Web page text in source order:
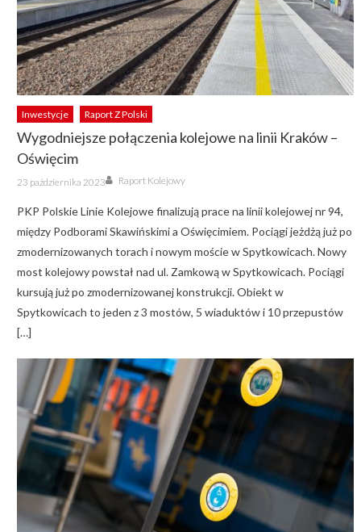
Inwestycje Raport Z Polski
Wygodniejsze połączenia kolejowe na linii Kraków –
Oświęcim
Posted
on
23 października 2023 Author
Raport Kolejowy
PKP Polskie Linie Kolejowe finalizują prace na linii kolejowej nr 94,
między Podborami Skawińskimi a Oświęcimiem. Pociągi jeżdżą już po
zmodernizowanych torach i nowym moście w Spytkowicach. Nowy
most kolejowy powstał nad ul. Zamkową w Spytkowicach. Pociągi
kursują już po zmodernizowanej konstrukcji. Obiekt w
Spytkowicach to jeden z 3 mostów, 5 wiaduktów i 10 przepustów
[…]